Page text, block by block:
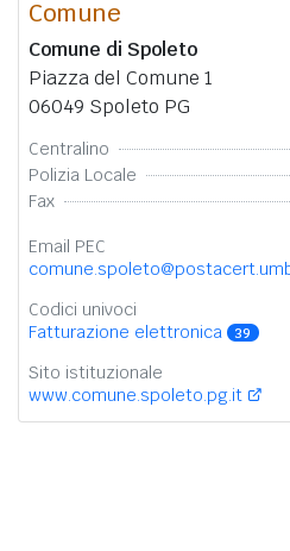
Comune
Comune di Spoleto
Piazza del Comune 1
06049 Spoleto PG
Centralino
Polizia Locale
Fax
Email PEC
Codici univoci
Fatturazione elettronica
39
Sito istituzionale
www.comune.spoleto.pg.it